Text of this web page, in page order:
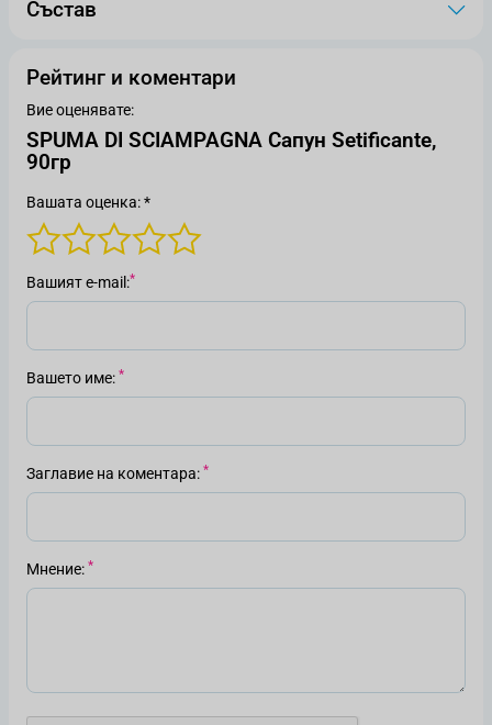
Състав
Рейтинг и коментари
Вие оценявате:
SPUMA DI SCIAMPAGNA Сапун Setificante,
90гр
Вашата оценка: *
Вашият е-mail
Вашето име
Заглавие на коментара
Мнение